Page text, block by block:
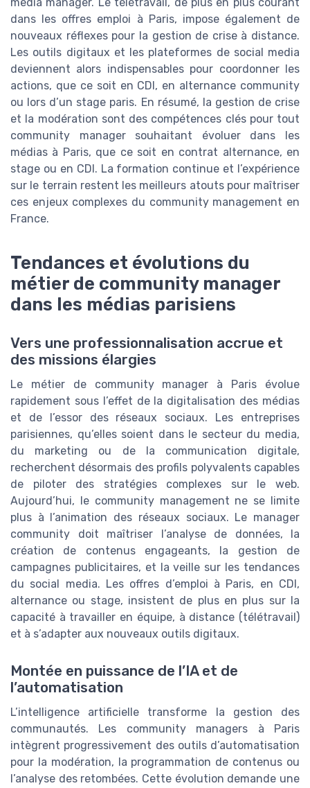
media manager. Le télétravail, de plus en plus courant
dans les offres emploi à Paris, impose également de
nouveaux réflexes pour la gestion de crise à distance.
Les outils digitaux et les plateformes de social media
deviennent alors indispensables pour coordonner les
actions, que ce soit en CDI, en alternance community
ou lors d’un stage paris. En résumé, la gestion de crise
et la modération sont des compétences clés pour tout
community manager souhaitant évoluer dans les
médias à Paris, que ce soit en contrat alternance, en
stage ou en CDI. La formation continue et l’expérience
sur le terrain restent les meilleurs atouts pour maîtriser
ces enjeux complexes du community management en
France.
Tendances et évolutions du
métier de community manager
dans les médias parisiens
Vers une professionnalisation accrue et
des missions élargies
Le métier de community manager à Paris évolue
rapidement sous l’effet de la digitalisation des médias
et de l’essor des réseaux sociaux. Les entreprises
parisiennes, qu’elles soient dans le secteur du media,
du marketing ou de la communication digitale,
recherchent désormais des profils polyvalents capables
de piloter des stratégies complexes sur le web.
Aujourd’hui, le community management ne se limite
plus à l’animation des réseaux sociaux. Le manager
community doit maîtriser l’analyse de données, la
création de contenus engageants, la gestion de
campagnes publicitaires, et la veille sur les tendances
du social media. Les offres d’emploi à Paris, en CDI,
alternance ou stage, insistent de plus en plus sur la
capacité à travailler en équipe, à distance (télétravail)
et à s’adapter aux nouveaux outils digitaux.
Montée en puissance de l’IA et de
l’automatisation
L’intelligence artificielle transforme la gestion des
communautés. Les community managers à Paris
intègrent progressivement des outils d’automatisation
pour la modération, la programmation de contenus ou
l’analyse des retombées. Cette évolution demande une